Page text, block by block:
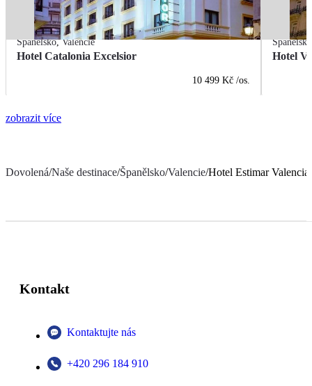
Španělsko,Valencie
Hotel Catalonia Excelsior
10 499 Kč /os.
Španělsko
Hotel
zobrazit více
Dovolená/Naše destinace/Španělsko/Valencie/Hotel Estimar Valencia
Kontakt
Kontaktujte nás
+420 296 184 910